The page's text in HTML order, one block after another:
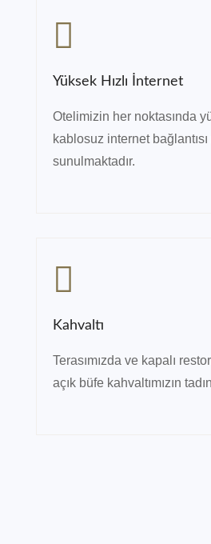
Yüksek Hızlı İnternet
Otelimizin her noktasında
kablosuz internet
sunulmaktadır.
Kahvaltı
Terasımızda ve kapalı
açık büfe kahvaltımızın